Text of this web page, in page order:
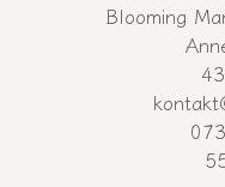
Blooming